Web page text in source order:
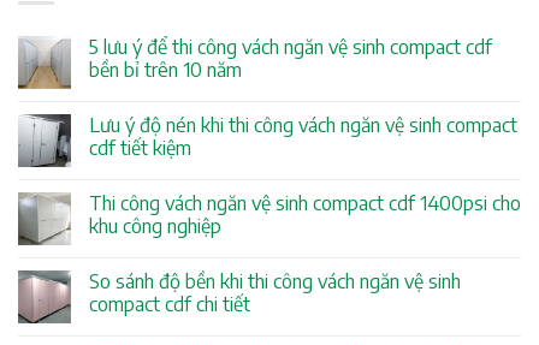
5 lưu ý để thi công vách ngăn vệ sinh compact cdf
bền bỉ trên 10 năm
Lưu ý độ nén khi thi công vách ngăn vệ sinh compact
cdf tiết kiệm
Thi công vách ngăn vệ sinh compact cdf 1400psi cho
khu công nghiệp
So sánh độ bền khi thi công vách ngăn vệ sinh
compact cdf chi tiết